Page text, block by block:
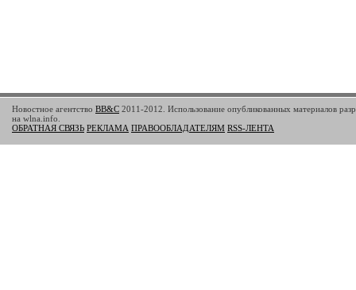
Новостное агентство BB&C 2011-2012. Использование опубликованных материалов
на wlna.info.
ОБРАТНАЯ СВЯЗЬ РЕКЛАМА ПРАВООБЛАДАТЕЛЯМ RSS-ЛЕНТА